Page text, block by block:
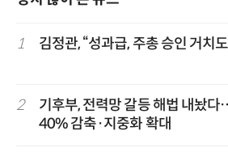
1 김정관, “성과급, 주총 승인 거치
2
기후부, 전력망 갈등 해법 내놨
40% 감축·지중화 확대